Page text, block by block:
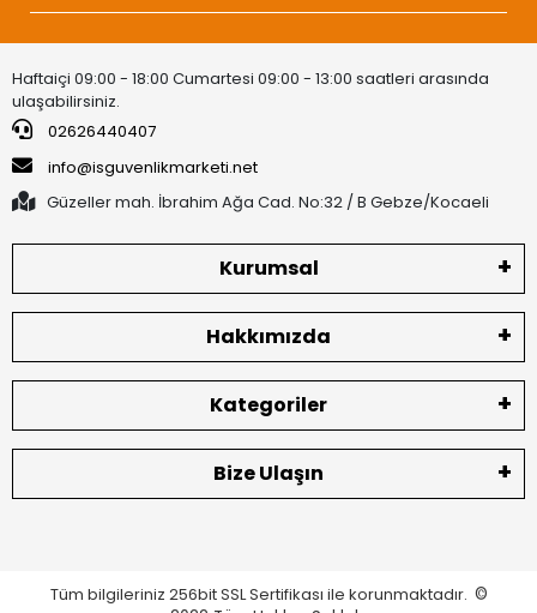
Haftaiçi 09:00 - 18:00 Cumartesi 09:00 - 13:00 saatleri arasında
ulaşabilirsiniz.
02626440407
info@isguvenlikmarketi.net
Güzeller mah. İbrahim Ağa Cad. No:32 / B Gebze/Kocaeli
Kurumsal
Hakkımızda
Kategoriler
Bize Ulaşın
Tüm bilgileriniz 256bit SSL Sertifikası ile korunmaktadır. ©